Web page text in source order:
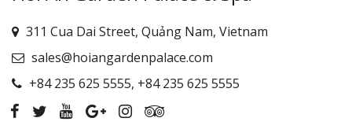
311 Cua Dai Street, Quảng Nam, Vietnam
sales@hoiangardenpalace.com
+84 235 625 5555, +84 235 625 5555